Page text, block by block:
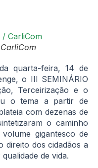
quarta-feira, 14 de
o III SEMINÁRIO
Terceirização e o
o tema a partir de
com dezenas de
o caminho
gigantesco de
direito dos cidadãos a
de vida.